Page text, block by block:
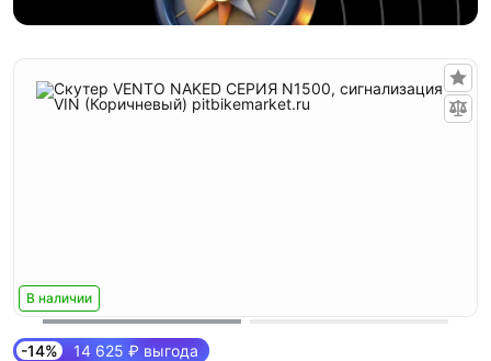
В наличии
-14% 14 625 ₽ выгода